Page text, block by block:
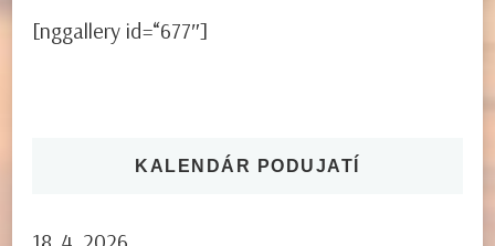
[nggallery id=“677″]
KALENDÁR PODUJATÍ